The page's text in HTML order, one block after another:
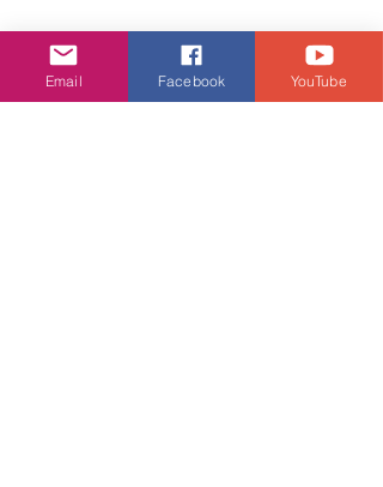
Email Facebook YouTube